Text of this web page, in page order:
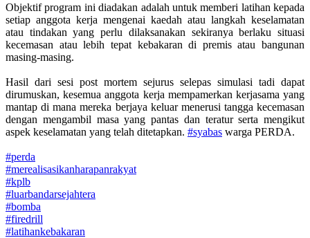
Objektif program ini diadakan adalah untuk memberi latihan kepada
setiap anggota kerja mengenai kaedah atau langkah keselamatan
atau tindakan yang perlu dilaksanakan sekiranya berlaku situasi
kecemasan atau lebih tepat kebakaran di premis atau bangunan
masing-masing.
Hasil dari sesi post mortem sejurus selepas simulasi tadi dapat
dirumuskan, kesemua anggota kerja mempamerkan kerjasama yang
mantap di mana mereka berjaya keluar menerusi tangga kecemasan
dengan mengambil masa yang pantas dan teratur serta mengikut
aspek keselamatan yang telah ditetapkan. #syabas warga PERDA.
#perda
#merealisasikanharapanrakyat
#kplb
#luarbandarsejahtera
#bomba
#firedrill
#latihankebakaran